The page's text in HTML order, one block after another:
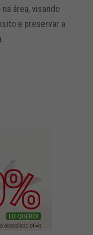
área, visando
e preservar a